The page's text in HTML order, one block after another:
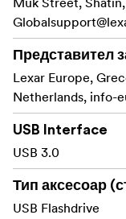
криптиране² от
Съвместим с PC
PC, така и с Mac
JumpDrive V400
голям брой
Строго тестван
през обширни
Lexar,
цифрови
Представител
Lexar Europe,
Netherlands, info-
USB Interface
USB 3.0
Тип аксесоар
USB Flashdrive